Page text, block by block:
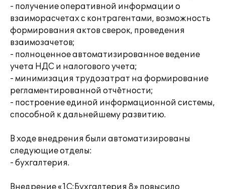
- получение оперативной информации о
взаиморасчетах с контрагентами, возможность
формирования актов сверок, проведения
взаимозачетов;
- полноценное автоматизированное ведение
учета НДС и налогового учета;
- минимизация трудозатрат на формирование
регламентированной отчётности;
- построение единой информационной системы,
способной к дальнейшему развитию.
В ходе внедрения были автоматизированы
следующие отделы:
- бухгалтерия.
Внедрение «1С:Бухгалтерия 8» повысило